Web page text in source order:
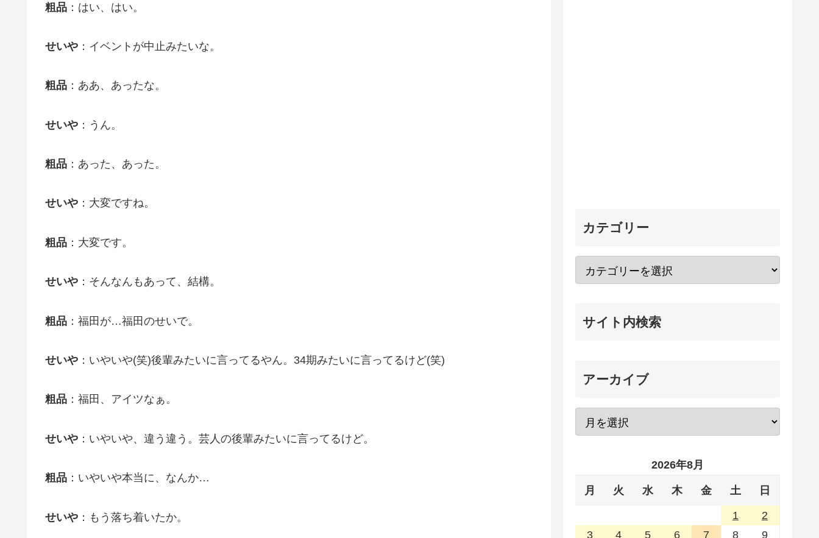
粗品 ：はい、はい。
せいや ：イベントが中止みたいな。
粗品 ：ああ、あったな。
せいや ：うん。
粗品 ：あった、あった。
せいや ：大変ですね。
粗品 ：大変です。
せいや ：そんなんもあって、結構。
粗品 ：福田が…福田のせいで。
せいや ：いやいや(笑)後輩みたいに言ってるやん。34期みたいに言ってるけど(笑)
粗品 ：福田、アイツなぁ。
せいや ：いやいや、違う違う。芸人の後輩みたいに言ってるけど。
粗品 ：いやいや本当に、なんか…
せいや ：もう落ち着いたか。
カテゴリー
サイト内検索
アーカイブ
2026年8月
月 火 水 木 金 土 日
1
2
3
4 5 6 7 8
9